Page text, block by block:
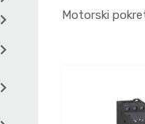
Motorski